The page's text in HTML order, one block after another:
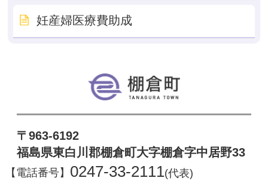
妊産婦医療費助成
〒963-6192
福島県東白川郡棚倉町大字棚倉字中居野33
【電話番号】 0247-33-2111(代表)